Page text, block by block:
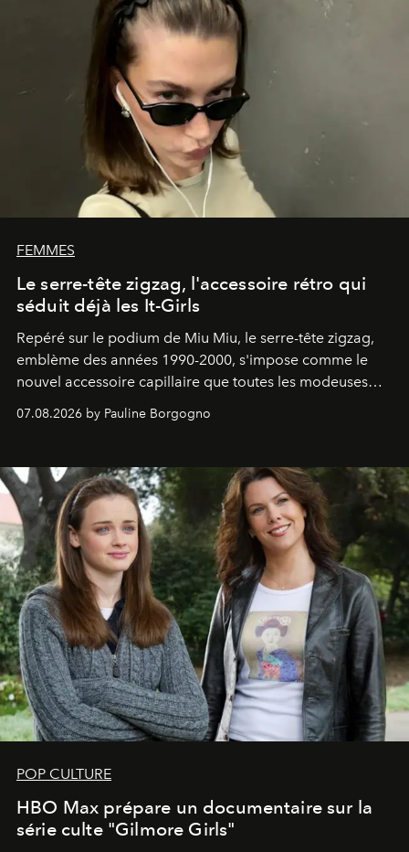
FEMMES
Le serre-tête zigzag, l'accessoire rétro qui
séduit déjà les It-Girls
Repéré sur le podium de Miu Miu, le serre-tête zigzag,
emblème des années 1990-2000, s'impose comme le
nouvel accessoire capillaire que toutes les modeuses
s'arrachent déjà.
07.08.2026 by Pauline Borgogno
POP CULTURE
HBO Max prépare un documentaire sur la
série culte "Gilmore Girls"